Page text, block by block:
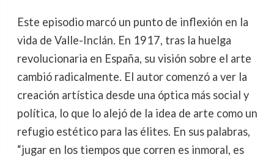
Este episodio marcó un punto de inflexión en la
vida de Valle-Inclán. En 1917, tras la huelga
revolucionaria en España, su visión sobre el arte
cambió radicalmente. El autor comenzó a ver la
creación artística desde una óptica más social y
política, lo que lo alejó de la idea de arte como un
refugio estético para las élites. En sus palabras,
“jugar en los tiempos que corren es inmoral, es